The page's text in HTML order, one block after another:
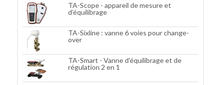
TA-Scope - appareil de mesure et
d’équilibrage
TA-Sixline : vanne 6 voies pour change-
over
TA-Smart - Vanne d'équilibrage et de
régulation 2 en 1